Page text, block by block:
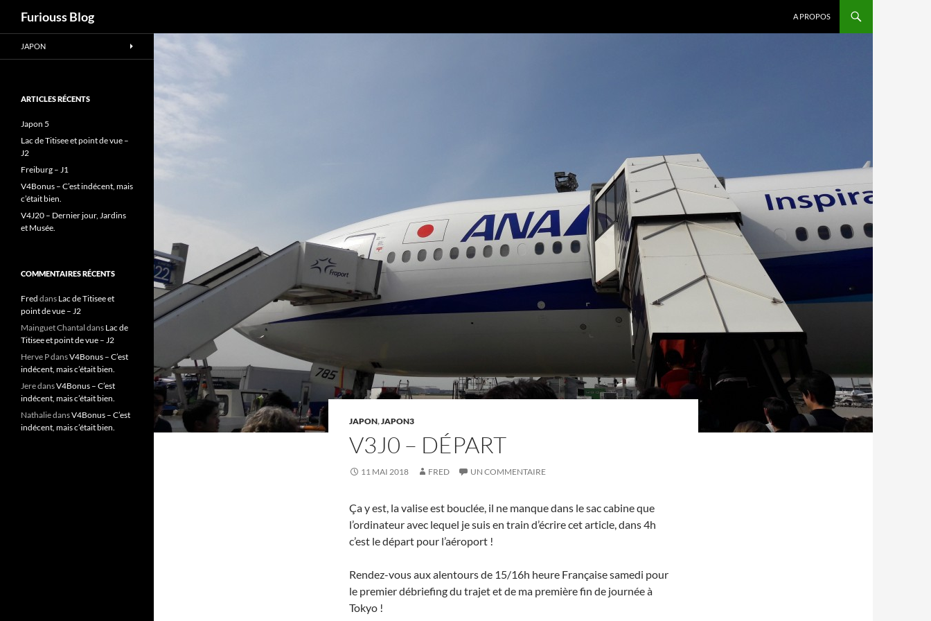
au
Furiouss Blog A PROPOS
JAPON,JAPON3
V3J0 – DÉPART
11 MAI 2018 FRED UN COMMENTAIRE
Ça y est, la valise est bouclée, il ne manque dans le sac cabine que
l’ordinateur avec lequel je suis en train d’écrire cet article, dans 4h
c’est le départ pour l’aéroport !
Rendez-vous aux alentours de 15/16h heure Française samedi pour
le premier débriefing du trajet et de ma première fin de journée à
Tokyo !
JAPON
ARTICLES RÉCENTS
Japon 5
Lac de Titisee et point de vue –
J2
Freiburg – J1
V4Bonus – C’est indécent, mais
c’était bien.
V4J20 – Dernier jour, Jardins
et Musée.
COMMENTAIRES RÉCENTS
Fred dans Lac de Titisee et
point de vue – J2
Mainguet Chantal dans Lac de
Titisee et point de vue – J2
Herve PdansV4Bonus – C’est
indécent, mais c’était bien.
JeredansV4Bonus – C’est
indécent, mais c’était bien.
NathaliedansV4Bonus – C’est
indécent, mais c’était bien.